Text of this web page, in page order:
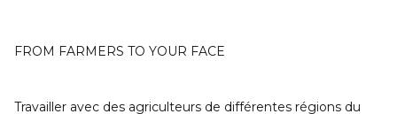
FROM FARMERS TO YOUR FACE
Travailler avec des agriculteurs de différentes régions du